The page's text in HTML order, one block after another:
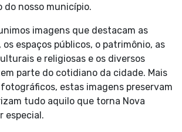
do nosso município.
imagens que destacam as
espaços públicos, o patrimônio, as
e religiosas e os diversos
parte do cotidiano da cidade. Mais
estas imagens preservam
tudo aquilo que torna Nova
especial.